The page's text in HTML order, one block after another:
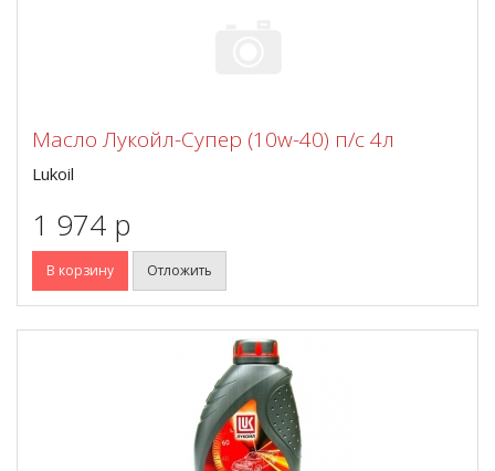
Масло Лукойл-Супер (10w-40) п/с 4л
Lukoil
1 974 p
В корзину Отложить